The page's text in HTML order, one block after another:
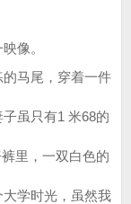
像。
马尾，穿着一件
虽只有1 米68的
里，一双白色的
学时光，虽然我